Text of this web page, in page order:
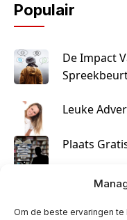
Om de beste ervaringen
Populair
De Impact
Leuke
Plaats